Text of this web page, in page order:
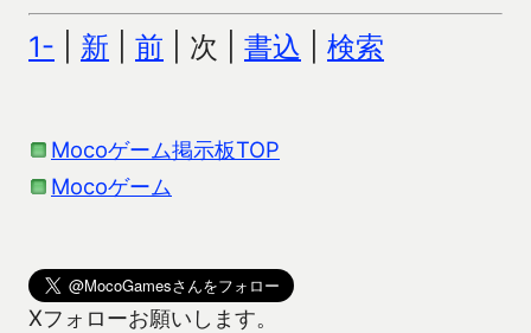
1- 新 前 | 次 | 書込 検索
Mocoゲーム掲示板TOP
Mocoゲーム
Xフォローお願いします。